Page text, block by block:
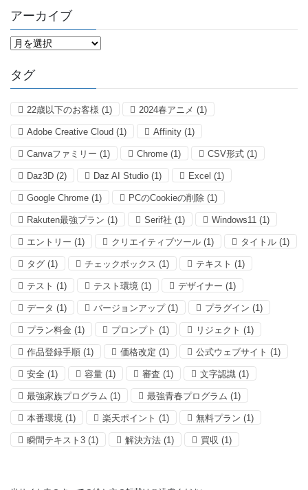
リ
ー
アーカイブ
ア
ー
イ
タグ
22歳以下のお客様 (1) 2024春アニメ (1)
Adobe Creative Cloud (1) Affinity (1)
Canvaファミリー (1) Chrome (1) CSV形式 (1)
Daz3D (2) Daz AI Studio (1) Excel (1)
Google Chrome (1) PCのCookieの削除 (1)
Rakuten最強プラン (1) Serif社 (1) Windows11 (1)
エントリー (1) クリエイティブツール (1) タイトル (1)
タグ (1) チェックボックス (1) テキスト (1)
テスト (1) テスト環境 (1) デザイナー (1)
データ (1) バージョンアップ(1) プラグイン (1)
プラン料金 (1) プロンプト (1) リジェクト (1)
作品登録手順 (1) 価格改定 (1) 公式ウェブサイト (1)
安全 (1) 容量 (1) 審査 (1) 文字認識 (1)
最強家族プログラム (1) 最強青春プログラム (1)
本番環境 (1) 楽天ポイント (1) 無料プラン (1)
瞬間テキスト3 (1) 解決方法 (1) 買収 (1)